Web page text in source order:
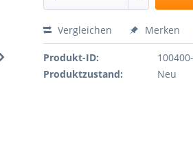
Vergleichen Merken
Produkt-ID:
Produktzustand:
Neu